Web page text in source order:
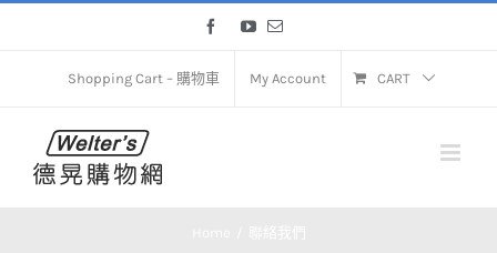
FacebookYouTube
Email
Shopping Cart – 購物車 My Account CART